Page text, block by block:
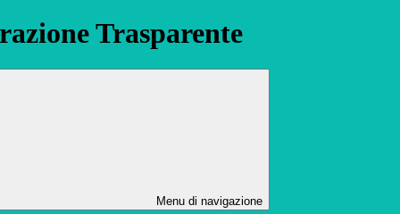
Trasparente
Menu di navigazione